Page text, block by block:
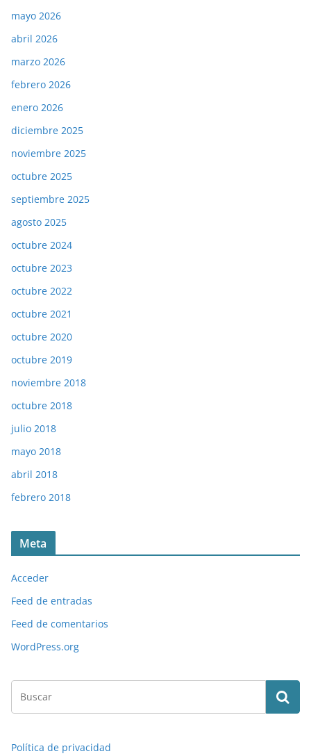
mayo 2026
abril 2026
marzo 2026
febrero 2026
enero 2026
diciembre 2025
noviembre 2025
octubre 2025
septiembre 2025
agosto 2025
octubre 2024
octubre 2023
octubre 2022
octubre 2021
octubre 2020
octubre 2019
noviembre 2018
octubre 2018
julio 2018
mayo 2018
abril 2018
febrero 2018
Meta
Acceder
Feed de entradas
Feed de comentarios
WordPress.org
Política de privacidad